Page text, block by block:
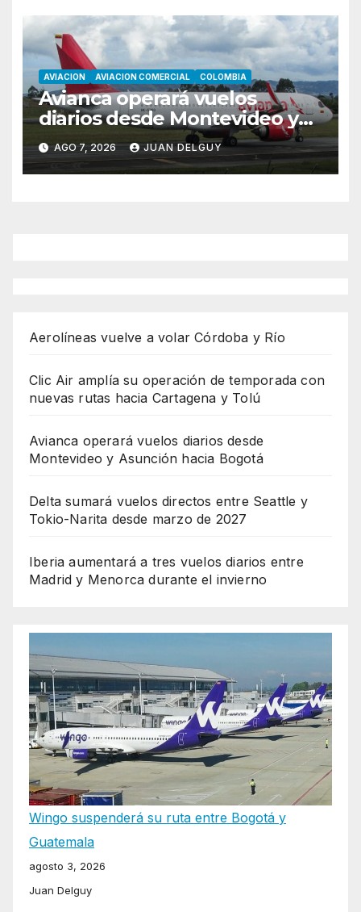
AVIACION AVIACION COMERCIAL COLOMBIA
Avianca operará vuelos
diarios desde Montevideo y
Asunción hacia Bogotá
AGO 7, 2026 JUAN DELGUY
Aerolíneas vuelve a volar Córdoba y Río
Clic Air amplía su operación de temporada con
nuevas rutas hacia Cartagena y Tolú
Avianca operará vuelos diarios desde
Montevideo y Asunción hacia Bogotá
Delta sumará vuelos directos entre Seattle y
Tokio-Narita desde marzo de 2027
Iberia aumentará a tres vuelos diarios entre
Madrid y Menorca durante el invierno
Wingo suspenderá su ruta entre Bogotá y
Guatemala
agosto 3, 2026
Juan Delguy